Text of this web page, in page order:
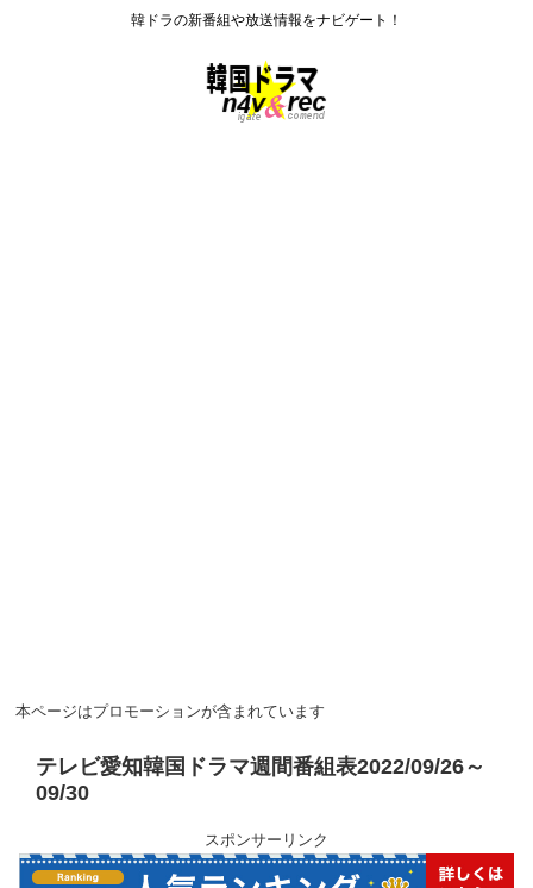
韓ドラの新番組や放送情報をナビゲート！
本ページはプロモーションが含まれています
テレビ愛知韓国ドラマ週間番組表2022/09/26～
09/30
スポンサーリンク